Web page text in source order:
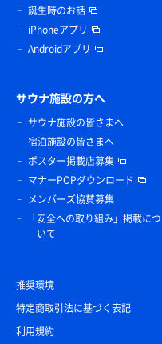
誕生時のお話
iPhoneアプリ
Androidアプリ
サウナ施設の方へ
サウナ施設の皆さまへ
宿泊施設の皆さまへ
ポスター掲載店募集
マナーPOPダウンロード
メンバーズ協賛募集
「安全への取り組み」掲載につ
いて
推奨環境
特定商取引法に基づく表記
利用規約